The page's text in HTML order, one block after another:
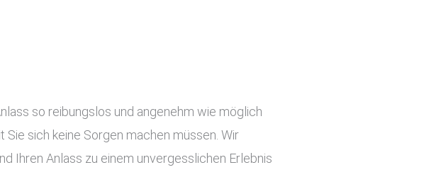
so reibungslos und angenehm wie möglich
sich keine Sorgen machen müssen. Wir
Ihren Anlass zu einem unvergesslichen Erlebnis